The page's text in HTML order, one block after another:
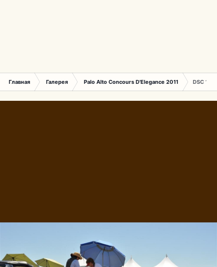
Главная Галерея Palo Alto Concours D'Elegance 2011 DSC 1717